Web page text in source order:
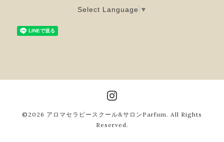
Select Language ▼
©2026 アロマセラピースクール&サロンParfum . All Rights
Reserved.